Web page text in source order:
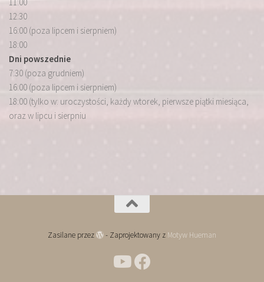
12:30
16:00 (poza lipcem i sierpniem)
18:00
Dni powszednie
7:30 (poza grudniem)
16:00 (poza lipcem i sierpniem)
18:00 (tylko w: uroczystości, każdy wtorek, pierwsze piątki miesiąca,
oraz w lipcu i sierpniu
Zasilane przez - Zaprojektowany z Motyw Hueman